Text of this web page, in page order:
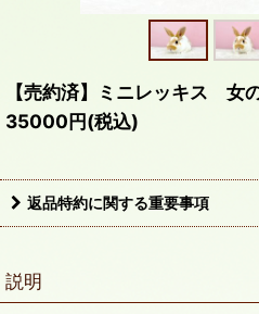
【売約済】ミニレッキス
35000円(税込)
返品特約に関する重要事項
説明